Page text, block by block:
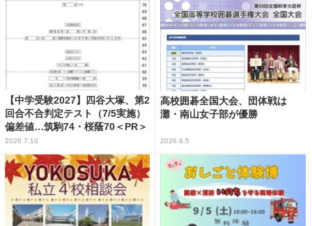
【中学受験2027】四谷大塚、第2
回合不合判定テスト（7/5実施）
偏差値…筑駒74・桜蔭70＜PR＞
2026.7.10
高校囲碁全国大会、団体戦は
灘・南山女子部が優勝
2026.8.5